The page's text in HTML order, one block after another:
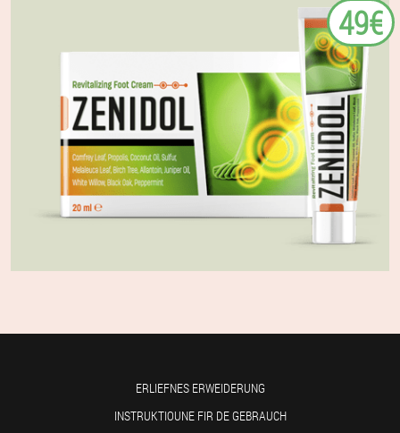
49€
ERLIEFNES ERWEIDERUNG
INSTRUKTIOUNE FIR DE GEBRAUCH